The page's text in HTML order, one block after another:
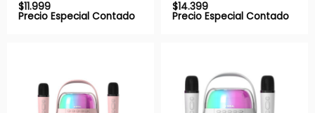
$11.999
Precio Especial Contado
$14.399
Precio Especial Contado